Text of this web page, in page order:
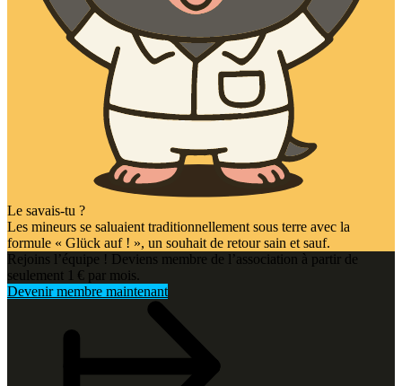
Le savais-tu ?
Les mineurs se saluaient traditionnellement sous terre avec la
formule « Glück auf ! », un souhait de retour sain et sauf.
Rejoins l’équipe ! Deviens membre de l’association à partir de
seulement 1 € par mois.
Devenir membre maintenant